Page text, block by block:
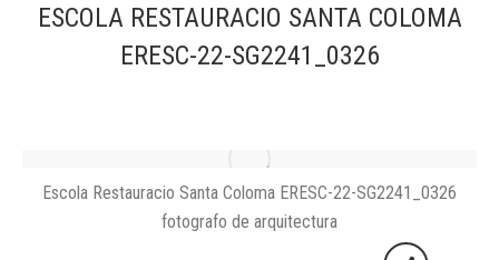
ESCOLA RESTAURACIO SANTA COLOMA
ERESC-22-SG2241_0326
Escola Restauracio Santa Coloma ERESC-22-SG2241_0326
fotografo de arquitectura